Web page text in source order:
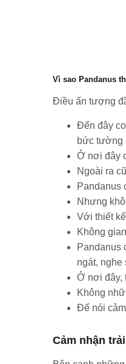
Vì sao Pandanus
Điều ấn tượng
Đến đây
bức tường
Ở nơi đây
Ngoài ra
Pandanus
Nhưng
Với thiết
Không
Pandanus
ngát, nghe
Ở nơi đây,
Không
Để nói
Cảm nhận